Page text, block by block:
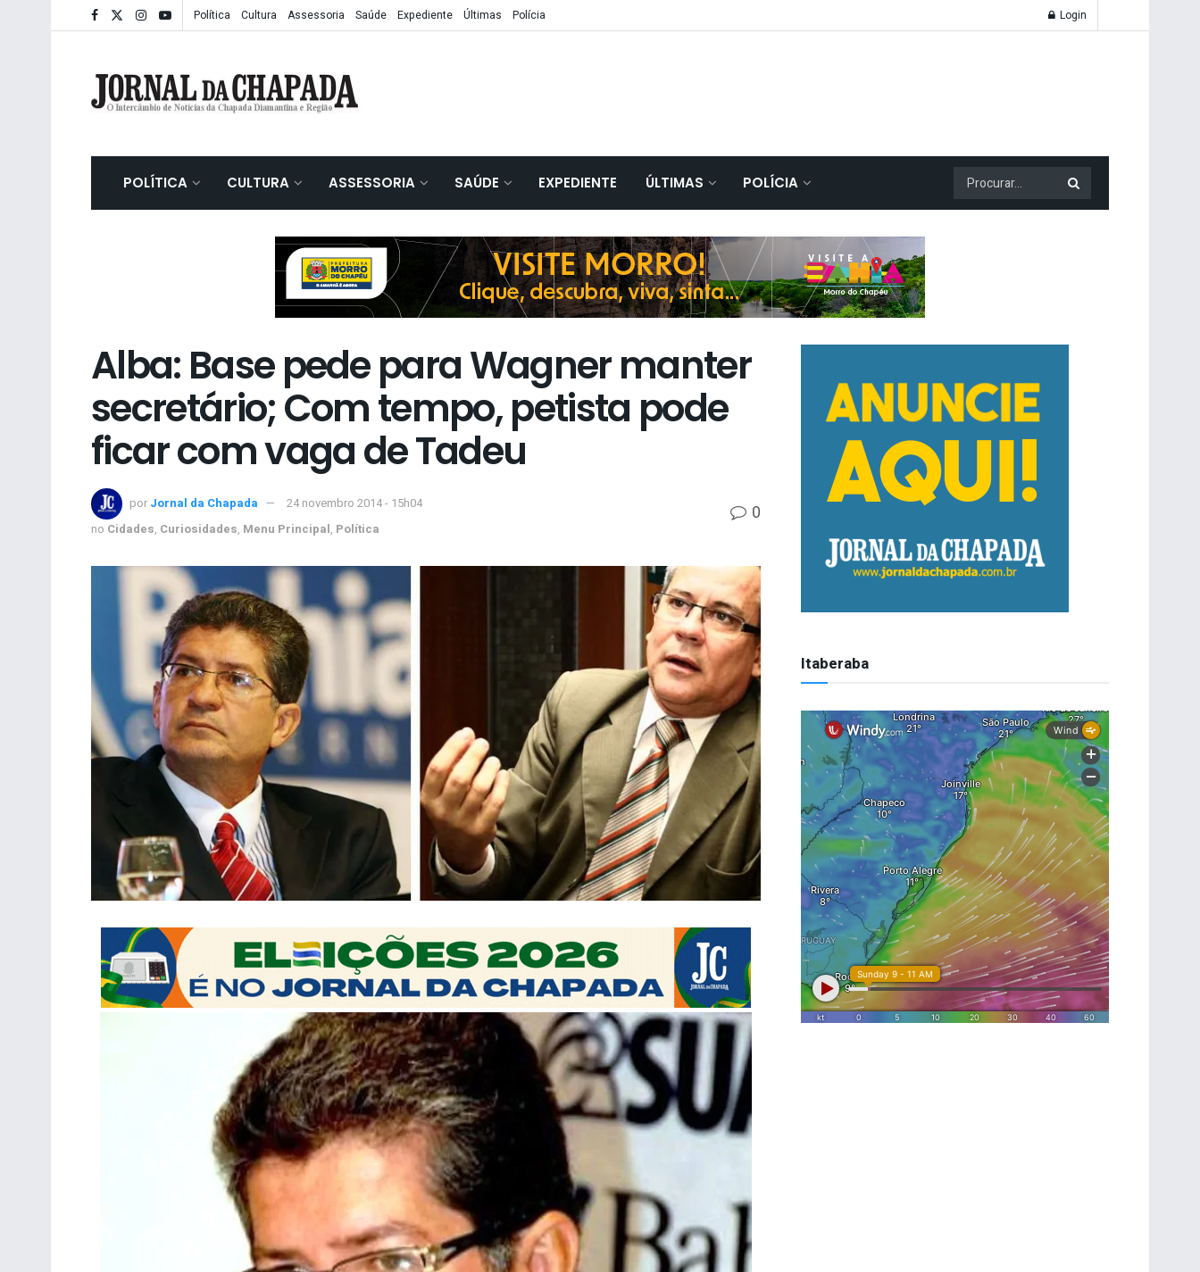
Política Cultura Assessoria Saúde Expediente Últimas Polícia Login
POLÍTICA CULTURA ASSESSORIA SAÚDE EXPEDIENTE ÚLTIMAS POLÍCIA
Alba: Base pede para Wagner manter
secretário; Com tempo, petista pode
ficar com vaga de Tadeu
por Jornal da Chapada
24 novembro 2014 - 15h04
no Cidades, Curiosidades, Menu Principal, Política
0
Itaberaba